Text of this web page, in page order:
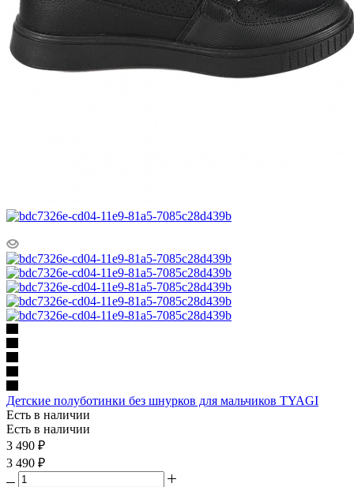
Детские полуботинки без шнурков для мальчиков TYAGI
Есть в наличии
Есть в наличии
3 490 ₽
3 490 ₽